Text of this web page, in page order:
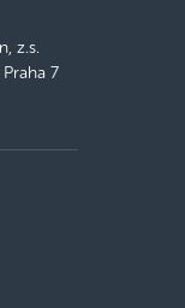
z.s.
7